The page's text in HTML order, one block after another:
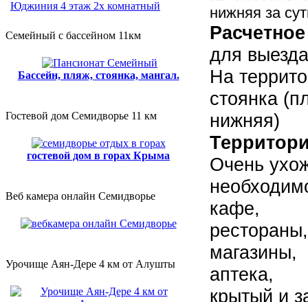
Юджиния 4 этаж 2х комнатный
Семейный с бассейном 11км
Бассейн, пляж, стоянка, мангал.
Гостевой дом Семидворье 11 км
гостевой дом в горах Крыма
Веб камера онлайн Семидворье
Урочище Аян-Дере 4 км от Алушты
нижняя за
для
На
стоянка
нижняя)
Очень
кафе,
рестораны,
магазины,
аптека,
крытый и